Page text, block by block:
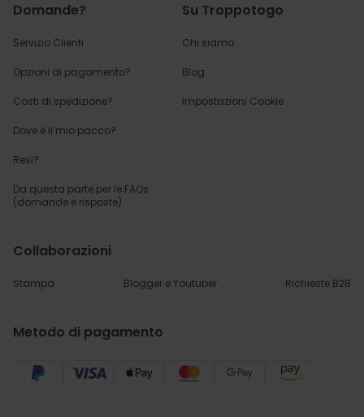
Domande?
Servizio Clienti
Opzioni di pagamento?
Costi di spedizione?
Dove è il mio pacco?
Resi?
Da questa parte per le FAQs
(domande e risposte)
Su Troppotogo
Chi siamo
Blog
Impostazioni Cookie
Collaborazioni
Stampa Blogger e Youtuber Richieste B2B
Metodo di pagamento